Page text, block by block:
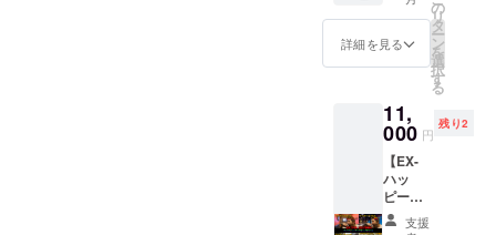
81 M
(170CM
) 53 67
(175CM
85 XL
(180CM
) 61 73
88 ※画
像はあ
くまで
サンプ
のアイ
ディア
を基軸
レンジ
が加わ
る可能
性があ
りま
す。 ※
ご支援
て"第5
のメン
バー"気
分を味
みませ
んか？
※お一人
様に付
き3曲ま
で ※全
曲リク
詳細を見る
の
リ
タ
ー
ン
を
選
択
す
る
11,
000 円
残り2
【EX-
ハッ
ピーア
イガー
支援